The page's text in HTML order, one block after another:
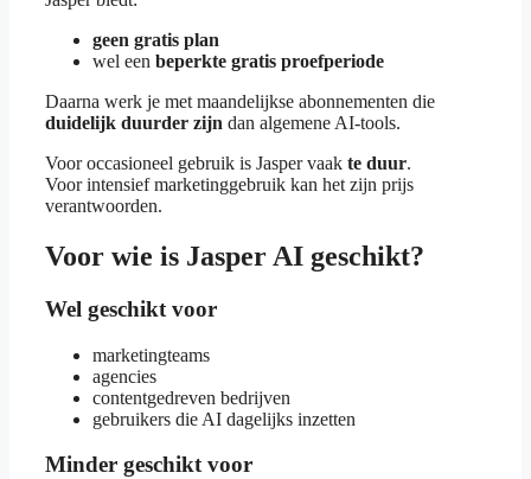
geen gratis plan
wel een beperkte gratis proefperiode
Daarna werk je met maandelijkse abonnementen die
duidelijk duurder zijn dan algemene AI-tools.
Voor occasioneel gebruik is Jasper vaak te duur.
Voor intensief marketinggebruik kan het zijn prijs
verantwoorden.
Voor wie is Jasper AI geschikt?
Wel geschikt voor
marketingteams
agencies
contentgedreven bedrijven
gebruikers die AI dagelijks inzetten
Minder geschikt voor